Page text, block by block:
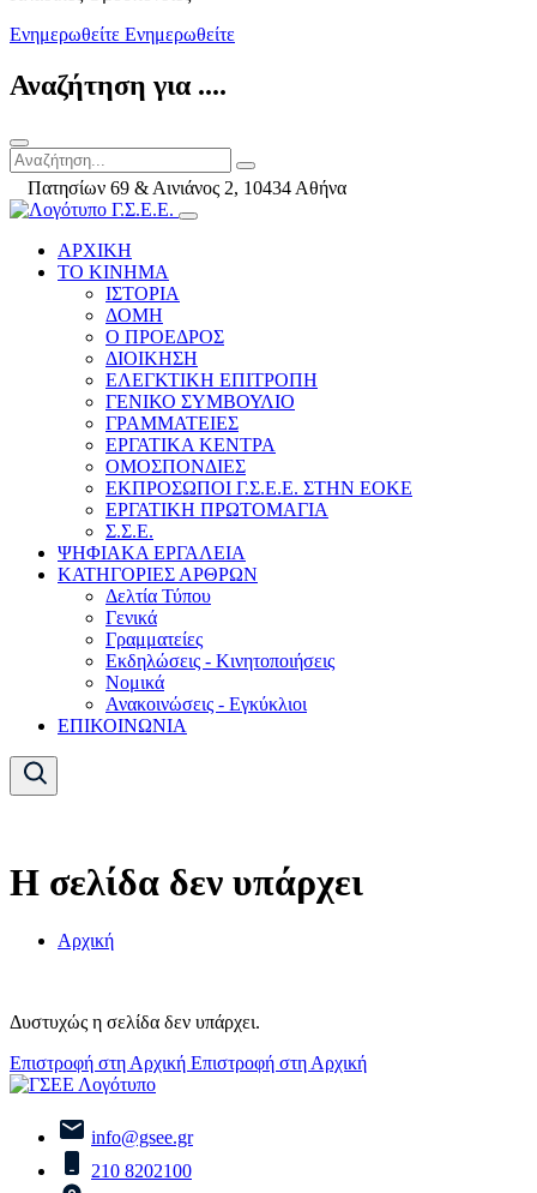
Ενημερωθείτε Ενημερωθείτε
Αναζήτηση για ....
Πατησίων 69 & Αινιάνος 2, 10434 Αθήνα
ΑΡΧΙΚΗ
ΤΟ ΚΙΝΗΜΑ
ΙΣΤΟΡΙΑ
ΔΟΜΗ
Ο ΠΡΟΕΔΡΟΣ
ΔΙΟΙΚΗΣΗ
ΕΛΕΓΚΤΙΚΗ ΕΠΙΤΡΟΠΗ
ΓΕΝΙΚΟ ΣΥΜΒΟΥΛΙΟ
ΓΡΑΜΜΑΤΕΙΕΣ
ΕΡΓΑΤΙΚΑ ΚΕΝΤΡΑ
ΟΜΟΣΠΟΝΔΙΕΣ
ΕΚΠΡΟΣΩΠΟΙ Γ.Σ.Ε.Ε. ΣΤΗΝ ΕΟΚΕ
ΕΡΓΑΤΙΚΗ ΠΡΩΤΟΜΑΓΙΑ
Σ.Σ.Ε.
ΨΗΦΙΑΚΑ ΕΡΓΑΛΕΙΑ
ΚΑΤΗΓΟΡΙΕΣ ΑΡΘΡΩΝ
Δελτία Τύπου
Γενικά
Γραμματείες
Εκδηλώσεις - Κινητοποιήσεις
Νομικά
Ανακοινώσεις - Εγκύκλιοι
ΕΠΙΚΟΙΝΩΝΙΑ
Η σελίδα δεν υπάρχει
Αρχική
Δυστυχώς η σελίδα δεν υπάρχει.
Επιστροφή στη Αρχική Επιστροφή στη Αρχική
info@gsee.gr
210 8202100